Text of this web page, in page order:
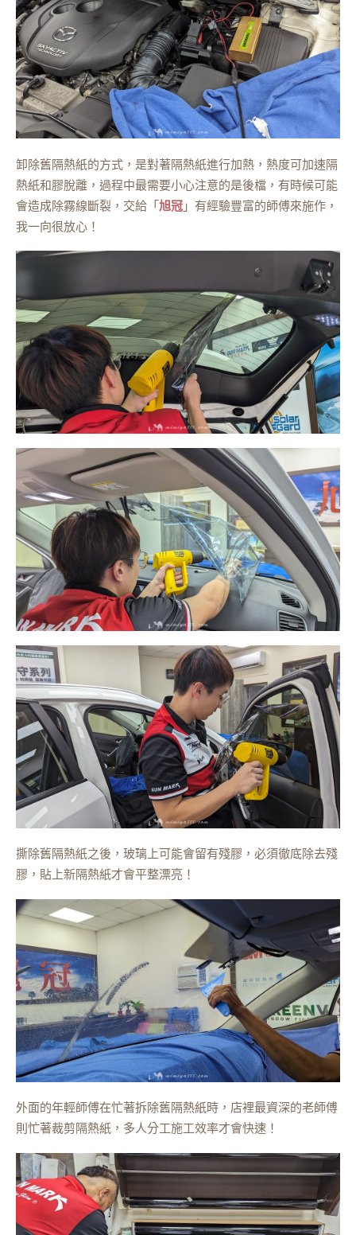
卸除舊隔熱紙的方式，是對著隔熱紙進行加熱，熱度可加速隔
熱紙和膠脫離，過程中最需要小心注意的是後檔，有時候可能
會造成除霧線斷裂，交給「旭冠 」有經驗豐富的師傅來施作，
我一向很放心！
撕除舊隔熱紙之後，玻璃上可能會留有殘膠，必須徹底除去殘
膠，貼上新隔熱紙才會平整漂亮！
外面的年輕師傅在忙著拆除舊隔熱紙時，店裡最資深的老師傅
則忙著裁剪隔熱紙，多人分工施工效率才會快速！